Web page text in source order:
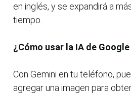
en inglés, y se expandirá a
tiempo.
¿Cómo usar la IA de
Con Gemini en tu teléfono,
agregar una imagen para